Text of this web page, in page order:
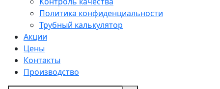
Политика конфиденциальности
Трубный калькулятор
Акции
Цены
Контакты
Производство